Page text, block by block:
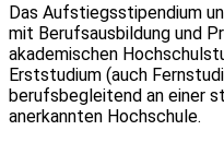
Das Aufstiegsstipendium
mit Berufsausbildung und
akademischen
Erststudium (auch
berufsbegleitend an einer
anerkannten Hochschule.